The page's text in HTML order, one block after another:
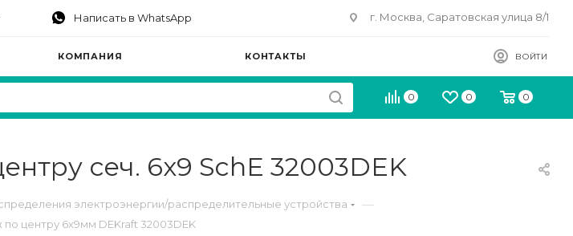
Написать в WhatsApp г. Москва, Саратовская улица 8/1
ВОЙТИ
КОМПАНИЯ КОНТАКТЫ
0 0 0
сеч. 6х9 SchE 32003DEK
электроэнергии/распределительные устройства —
центру 6х9мм DEKraft 32003DEK